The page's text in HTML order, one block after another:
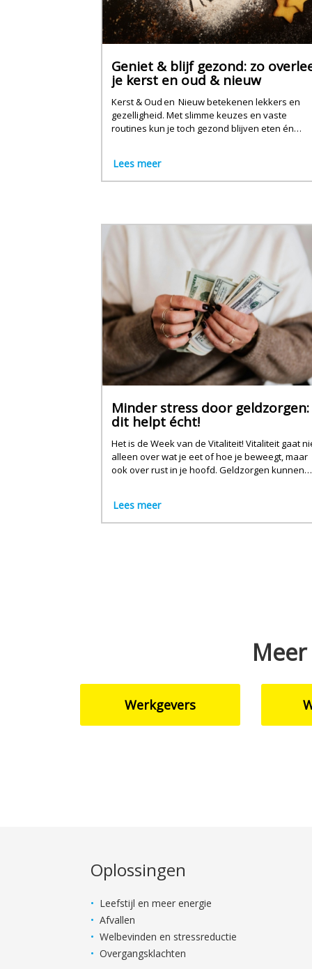
Geniet & blijf gezond: zo
je kerst en oud & nieuw
Kerst & Oud en Nieuw betekenen lekkers en
gezelligheid. Met slimme keuzes en vaste
routines kun je toch gezond blijven eten én
Lees meer
Minder stress door geldzorgen:
dit helpt écht!
Het is de Week van de Vitaliteit! Vitaliteit gaat
alleen over wat je eet of hoe je beweegt, maar
ook over rust in je hoofd. Geldzorgen kunnen
Lees meer
Werkgevers
Oplossingen
Leefstijl en meer energie
Afvallen
Welbevinden en stressreductie
Overgangsklachten